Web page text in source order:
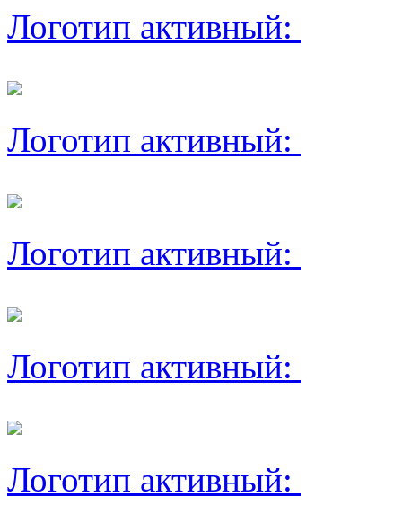
Логотип активный:
Логотип активный:
Логотип активный:
Логотип активный:
Логотип активный: